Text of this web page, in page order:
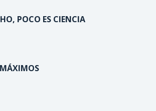
POCO ES CIENCIA